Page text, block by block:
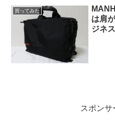
買ってみた
は肩
ジネ
スポンサ